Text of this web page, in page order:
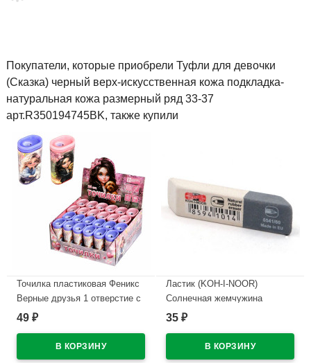
Покупатели, которые приобрели Туфли для девочки
(Сказка) черный верх-искусственная кожа подкладка-
натуральная кожа размерный ряд 33-37
арт.R350194745BK, также купили
Точилка пластиковая Феникс
Верные друзья 1 отверстие с
контейнером ассорти
49 ₽
Ластик (KOH-I-NOOR)
Солнечная жемчужина
(Sunpearl) 60*13мм
35 ₽